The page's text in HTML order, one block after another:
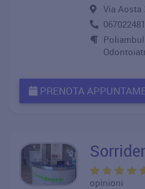
Via Aosta
067022481
PRENOTA
opinioni